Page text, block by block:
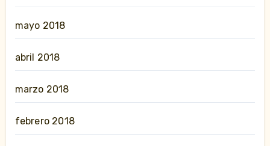
mayo 2018
abril 2018
marzo 2018
febrero 2018